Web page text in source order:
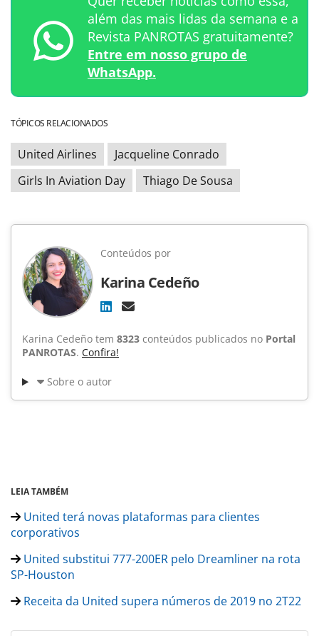
além das mais lidas da semana e a
Revista PANROTAS gratuitamente?
Entre em nosso grupo de
WhatsApp.
TÓPICOS RELACIONADOS
United Airlines
Jacqueline Conrado
Girls In Aviation Day
Thiago De Sousa
Conteúdos por
Karina Cedeño
Karina Cedeño tem 8323 conteúdos publicados no Portal
PANROTAS. Confira!
Sobre o autor
LEIA TAMBÉM
United terá novas plataformas para clientes
corporativos
United substitui 777-200ER pelo Dreamliner na rota
SP-Houston
Receita da United supera números de 2019 no 2T22